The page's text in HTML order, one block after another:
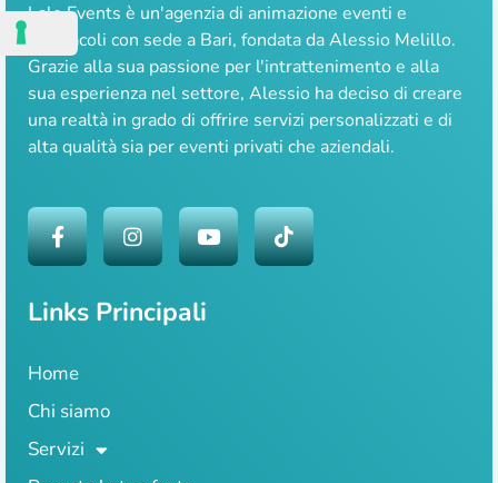
Lale Events è un'agenzia di animazione eventi e
spettacoli con sede a Bari, fondata da Alessio Melillo.
Grazie alla sua passione per l'intrattenimento e alla
sua esperienza nel settore, Alessio ha deciso di creare
una realtà in grado di offrire servizi personalizzati e di
alta qualità sia per eventi privati che aziendali.
Links Principali
Home
Chi siamo
Servizi